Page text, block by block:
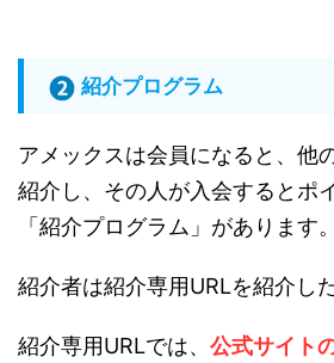
紹介プログラム
アメックスは会員になると、他
紹介し、その人が入会するとポ
「紹介プログラム」があります。
紹介者は紹介専用URLを紹介し
紹介専用URLでは、 公式サイト